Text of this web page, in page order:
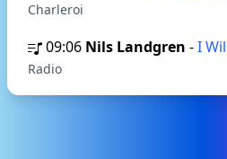
Charleroi
09:06 Nils Landgren -I
Radio